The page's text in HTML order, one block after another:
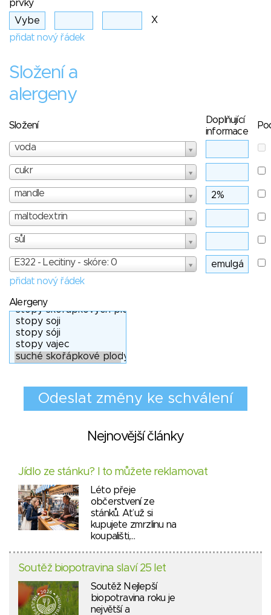
prvky
X
přidat nový řádek
Složení a
alergeny
Složení
Doplňující
informace
voda
cukr
mandle
maltodextrin
sůl
E322 - Lecitiny - skóre: 0
přidat nový řádek
Alergeny
Nejnovější články
Jídlo ze stánku? I to můžete reklamovat
Léto přeje
občerstvení ze
stánků. Ať už si
kupujete zmrzlinu na
koupališti,…
Soutěž biopotravina slaví 25 let
Soutěž Nejlepší
biopotravina roku je
největší a